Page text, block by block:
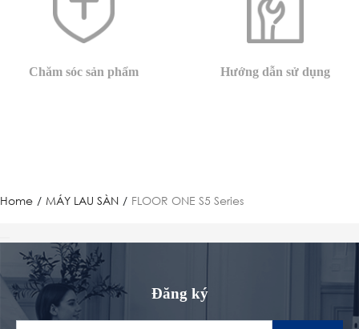
Chăm sóc sản phẩm Hướng dẫn sử dụng
Home / MÁY LAU SÀN / FLOOR ONE S5 Series
Đăng ký